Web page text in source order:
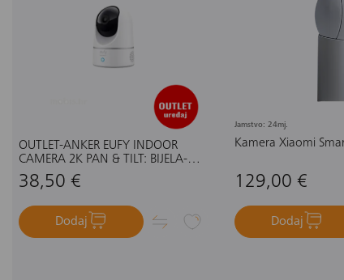
OUTLET-ANKER EUFY INDOOR
CAMERA 2K PAN & TILT: BIJELA-
UNUTARNJA KAMERA
38,50 €
Dodaj
Jamstvo: 24mj.
Kamera Xiaomi
129,00 €
Dodaj